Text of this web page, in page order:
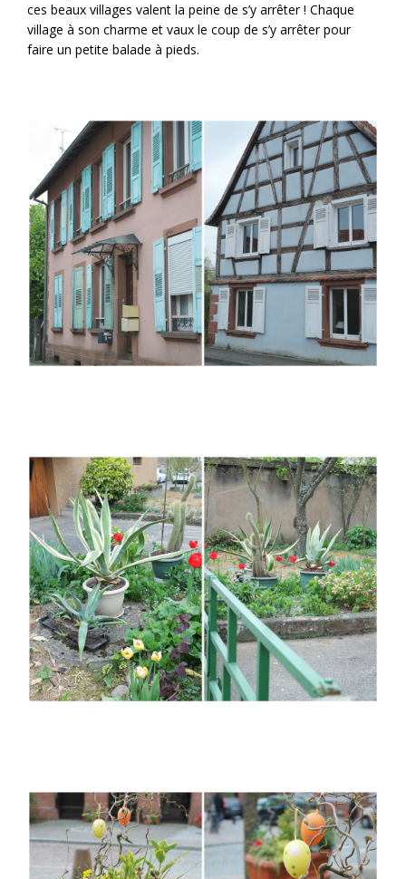
ces beaux villages valent la peine de s’y arrêter ! Chaque
village à son charme et vaux le coup de s’y arrêter pour
faire un petite balade à pieds.